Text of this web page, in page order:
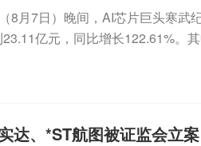
8月7日）晚间，AI芯片巨头寒武
亿元，同比增长122.61%。
达、*ST航图被证监会立案